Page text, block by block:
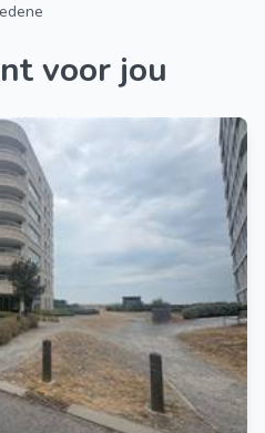
voor jou